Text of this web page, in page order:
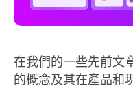
在我們的一些先前文
的概念及其在產品和